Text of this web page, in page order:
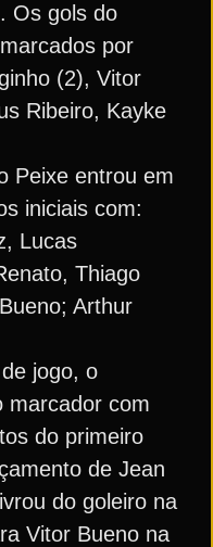
Os gols do
por
(2), Vitor
Ribeiro, Kayke
Peixe entrou em
iniciais com:
Lucas
Thiago
Arthur
jogo, o
marcador com
do primeiro
de Jean
do goleiro na
Vitor Bueno na